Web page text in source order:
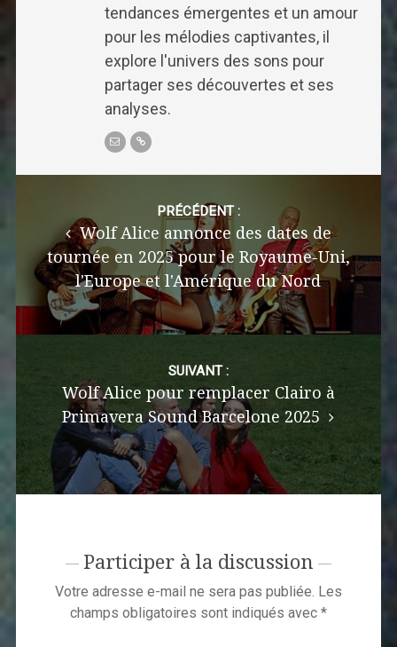
tendances émergentes et un amour
pour les mélodies captivantes, il
explore l'univers des sons pour
partager ses découvertes et ses
analyses.
navigation
PRÉCÉDENT :
Wolf Alice annonce des dates de
tournée en 2025 pour le Royaume-Uni,
l'Europe et l'Amérique du Nord
SUIVANT :
Wolf Alice pour remplacer Clairo à
Primavera Sound Barcelone 2025
Participer à la discussion
Votre adresse e-mail ne sera pas publiée. Les
champs obligatoires sont indiqués avec *